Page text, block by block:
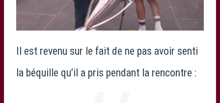
Il est revenu sur le fait de ne pas avoir senti
la béquille qu’il a pris pendant la rencontre :